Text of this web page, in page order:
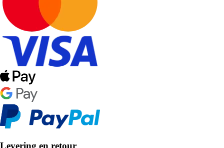
Levering en retour